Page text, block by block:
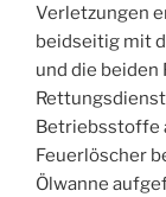
Verletzungen
beidseitig mit
und die beiden
Betriebsstoffe
Feuerlöscher
Ölwanne